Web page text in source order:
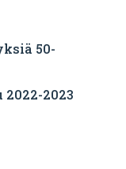
50-
2023